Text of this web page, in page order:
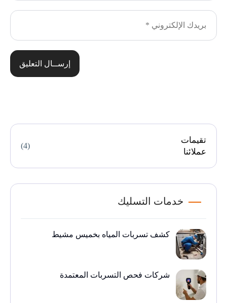
إرســال التعليق
تقيمات
عملائنا
(4)
خدمات التسليك
كشف تسربات المياه بخميس مشيط
شركات فحص التسربات المعتمدة